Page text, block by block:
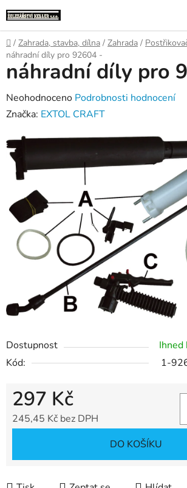
na
obsah
Domů
/ Zahrada, stavba, dílna / Zahrada /
náhradní díly pro 92604 -
Dostupnost Ihned
Kód:
1-
297 Kč
245,45 Kč bez DPH
DO KOŠÍKU
náhradní díly pro
Průměrné
hodnocení
je
0,0
hvězdiček.
Neohodnoceno Podrobnosti hodnocení
Značka: EXTOL CRAFT